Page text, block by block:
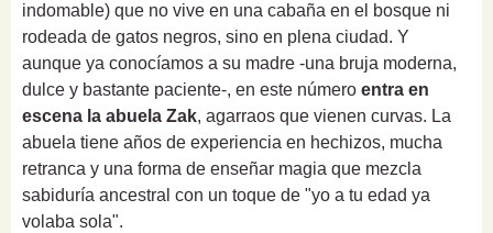
indomable) que no vive en una cabaña en el bosque ni
rodeada de gatos negros, sino en plena ciudad. Y
aunque ya conocíamos a su madre -una bruja moderna,
dulce y bastante paciente-, en este número entra en
escena la abuela Zak, agarraos que vienen curvas. La
abuela tiene años de experiencia en hechizos, mucha
retranca y una forma de enseñar magia que mezcla
sabiduría ancestral con un toque de "yo a tu edad ya
volaba sola".